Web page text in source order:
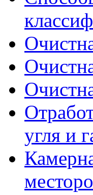
угля и